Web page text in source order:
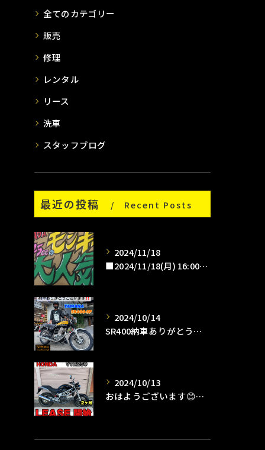
全てのカテゴリー
販売
修理
レンタル
リース
洗車
スタッフブログ
最近の投稿 Recent Posts
2024/11/18
■2024/11/18(月) 16:00pm
2024/10/14
SR400納車ありがとうございます😊
2024/10/13
おはようございます😊タイガーオートインスタクラブです🛵